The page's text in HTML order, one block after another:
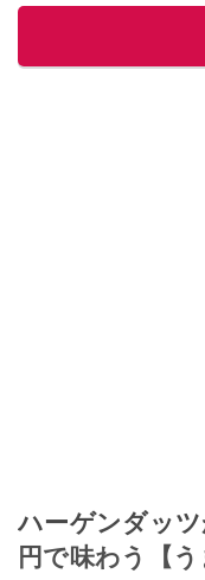
ハーゲンダッ
円で味わう【